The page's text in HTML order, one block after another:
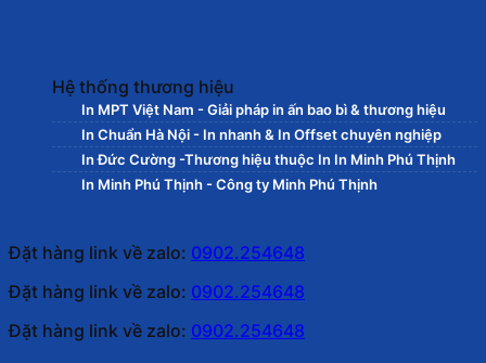
Hệ thống thương hiệu
In MPT Việt Nam - Giải pháp in ấn bao bì & thương hiệu
In Chuẩn Hà Nội - In nhanh & In Offset chuyên nghiệp
In Đức Cường -Thương hiệu thuộc In In Minh Phú Thịnh
In Minh Phú Thịnh - Công ty Minh Phú Thịnh
Đặt hàng link về zalo: 0902.254648
Đặt hàng link về zalo: 0902.254648
Đặt hàng link về zalo: 0902.254648